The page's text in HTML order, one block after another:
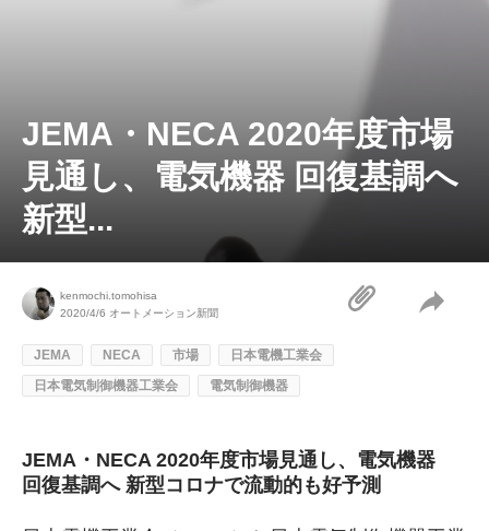
JEMA・NECA 2020年度市場
見通し、電気機器 回復基調へ
新型...
kenmochi.tomohisa
2020/4/6 オートメーション新聞
JEMA NECA 市場
日本電機工業会
日本電気制御機器工業会
電気制御機器
JEMA・NECA 2020年度市場見通し、電気機器
回復基調へ 新型コロナで流動的も好予測